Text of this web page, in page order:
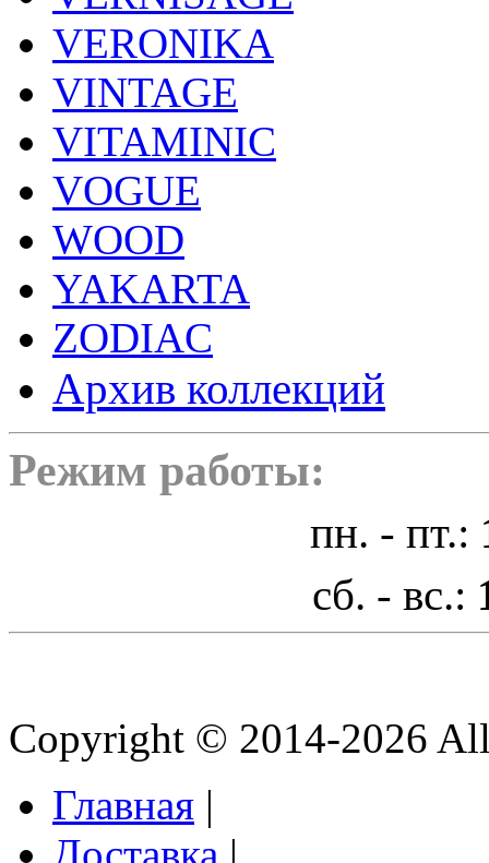
VERONIKA
VINTAGE
VITAMINIC
VOGUE
WOOD
YAKARTA
ZODIAC
Архив коллекций
Режим работы:
пн. - пт.:
сб. - вс.:
Copyright © 2014-2026
Главная |